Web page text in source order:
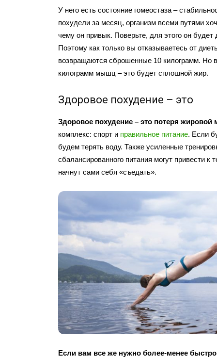
У него есть состояние гомеостаза –
похудели за месяц, организм всеми путями
чему он привык. Поверьте, для этого он будет
Поэтому как только вы отказываетесь от
возвращаются сброшенные 10 килограмм. Но
килограмм мышц – это будет сплошной жир.
Здоровое похудение – это
Здоровое похудение – это потеря жировой
комплекс: спорт и правильное питание. Если
будем терять воду. Также усиленные
сбалансированного питания могут привести
начнут сами себя «съедать».
Если вам все же нужно более-менее